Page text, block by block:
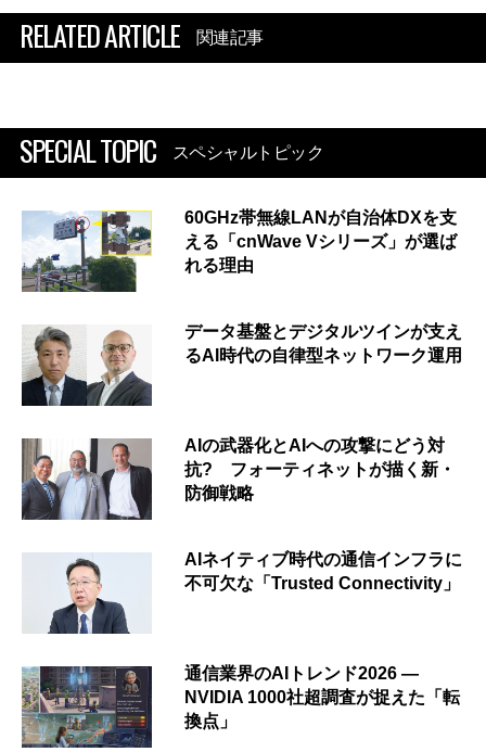
RELATED ARTICLE 関連記事
SPECIAL TOPIC スペシャルトピック
60GHz帯無線LANが自治体DXを支
える「cnWave Vシリーズ」が選ば
れる理由
データ基盤とデジタルツインが支え
るAI時代の自律型ネットワーク運用
AIの武器化とAIへの攻撃にどう対
抗? フォーティネットが描く新・
防御戦略
AIネイティブ時代の通信インフラに
不可欠な「Trusted Connectivity」
通信業界のAIトレンド2026 ―
NVIDIA 1000社超調査が捉えた「転
換点」